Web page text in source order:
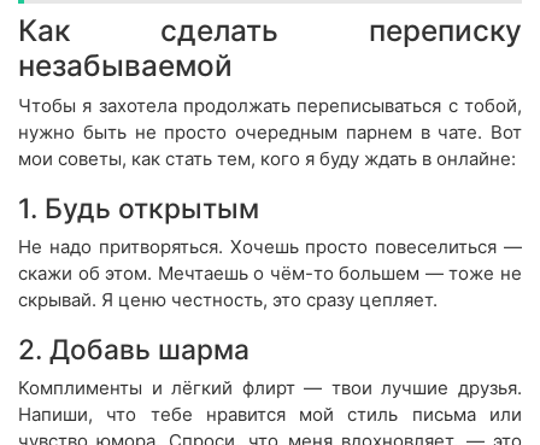
Как сделать переписку
незабываемой
Чтобы я захотела продолжать переписываться с тобой,
нужно быть не просто очередным парнем в чате. Вот
мои советы, как стать тем, кого я буду ждать в онлайне:
1. Будь открытым
Не надо притворяться. Хочешь просто повеселиться —
скажи об этом. Мечтаешь о чём-то большем — тоже не
скрывай. Я ценю честность, это сразу цепляет.
2. Добавь шарма
Комплименты и лёгкий флирт — твои лучшие друзья.
Напиши, что тебе нравится мой стиль письма или